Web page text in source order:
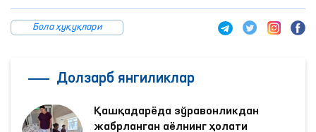
Бола ҳуқуқлари
Долзарб янгиликлар
Қашқадарёда зўравонликдан
жабрланган аёлнинг ҳолати